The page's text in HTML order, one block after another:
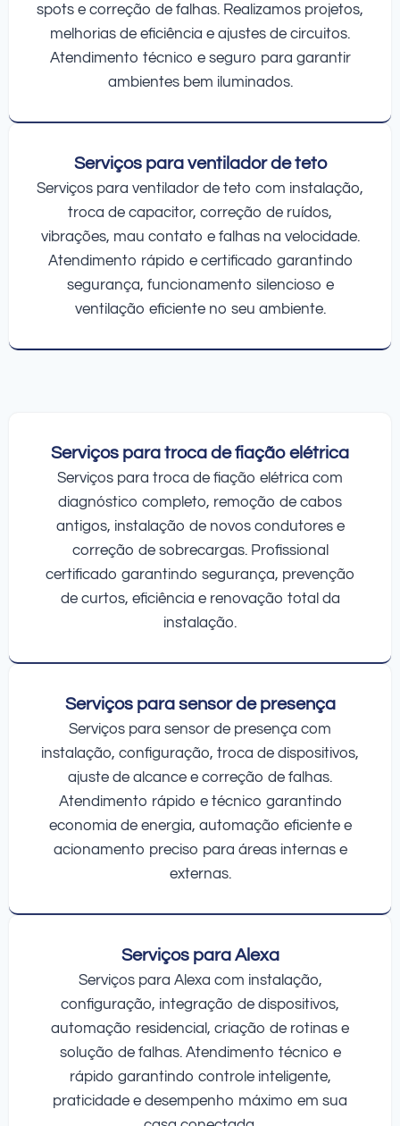
spots e correção de falhas. Realizamos projetos,
melhorias de eficiência e ajustes de circuitos.
Atendimento técnico e seguro para garantir
ambientes bem iluminados.
Serviços para ventilador de teto
Serviços para ventilador de teto com instalação,
troca de capacitor, correção de ruídos,
vibrações, mau contato e falhas na velocidade.
Atendimento rápido e certificado garantindo
segurança, funcionamento silencioso e
ventilação eficiente no seu ambiente.
Serviços para troca de fiação elétrica
Serviços para troca de fiação elétrica com
diagnóstico completo, remoção de cabos
antigos, instalação de novos condutores e
correção de sobrecargas. Profissional
certificado garantindo segurança, prevenção
de curtos, eficiência e renovação total da
instalação.
Serviços para sensor de presença
Serviços para sensor de presença com
instalação, configuração, troca de dispositivos,
ajuste de alcance e correção de falhas.
Atendimento rápido e técnico garantindo
economia de energia, automação eficiente e
acionamento preciso para áreas internas e
externas.
Serviços para Alexa
Serviços para Alexa com instalação,
configuração, integração de dispositivos,
automação residencial, criação de rotinas e
solução de falhas. Atendimento técnico e
rápido garantindo controle inteligente,
praticidade e desempenho máximo em sua